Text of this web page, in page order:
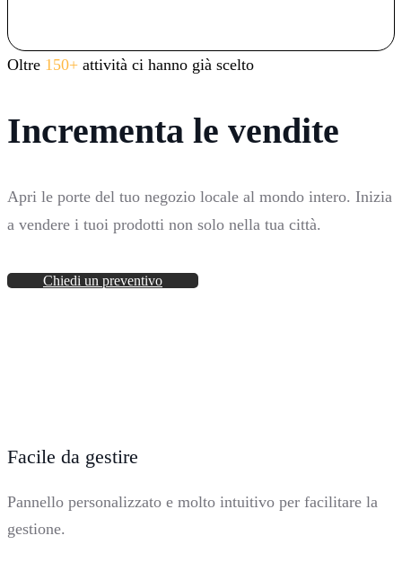
Oltre 150+ attività ci hanno già scelto
Incrementa le vendite
Apri le porte del tuo negozio locale al mondo intero. Inizia
a vendere i tuoi prodotti non solo nella tua città.
Chiedi un preventivo
Facile da gestire
Pannello personalizzato e molto intuitivo per facilitare la
gestione.